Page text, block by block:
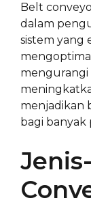
Belt
dalam
sistem yang
menjadikan
bagi banyak